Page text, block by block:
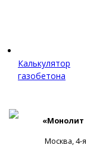
Калькулятор
газобетона
«Монолит
Москва, 4-я